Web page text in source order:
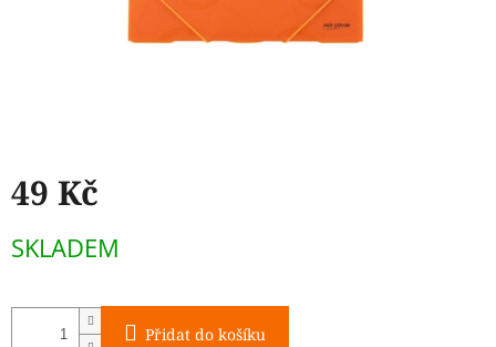
49 Kč
cena:
SKLADEM
Přidat do košíku